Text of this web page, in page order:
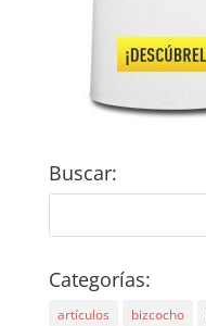
Buscar:
Categorías:
artículos bizcocho